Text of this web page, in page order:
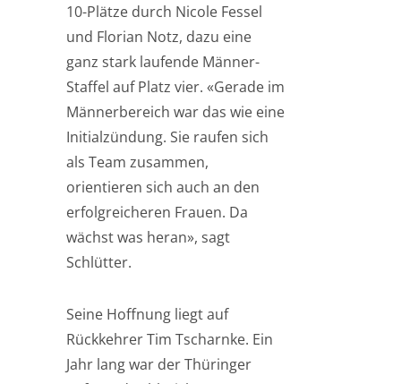
10-Plätze durch Nicole Fessel
und Florian Notz, dazu eine
ganz stark laufende Männer-
Staffel auf Platz vier. «Gerade im
Männerbereich war das wie eine
Initialzündung. Sie raufen sich
als Team zusammen,
orientieren sich auch an den
erfolgreicheren Frauen. Da
wächst was heran», sagt
Schlütter.
Seine Hoffnung liegt auf
Rückkehrer Tim Tscharnke. Ein
Jahr lang war der Thüringer